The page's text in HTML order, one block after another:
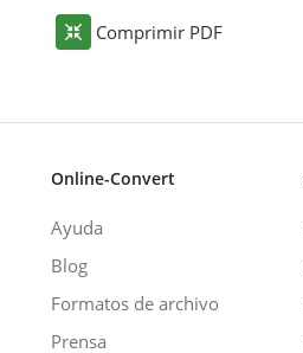
Comprimir PDF
Online-Convert
Ayuda
Blog
Formatos de archivo
Prensa